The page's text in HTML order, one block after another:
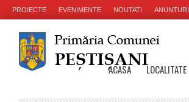
PROIECTE EVENIMENTE NOUTATI ANUNTURI
ACASA LOCALITATE